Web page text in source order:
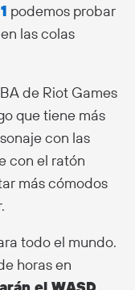
podemos probar
las colas
de Riot Games
que tiene más
con las
con el ratón
más cómodos
todo el mundo.
horas en